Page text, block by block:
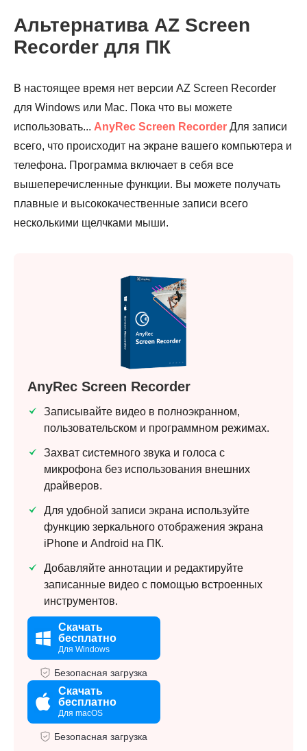
Альтернатива AZ Screen
Recorder для ПК
В настоящее время нет версии AZ Screen Recorder
для Windows или Mac. Пока что вы можете
использовать... AnyRec Screen Recorder Для записи
всего, что происходит на экране вашего компьютера и
телефона. Программа включает в себя все
вышеперечисленные функции. Вы можете получать
плавные и высококачественные записи всего
несколькими щелчками мыши.
AnyRec Screen Recorder
Записывайте видео в полноэкранном,
пользовательском и программном режимах.
Захват системного звука и голоса с
микрофона без использования внешних
драйверов.
Для удобной записи экрана используйте
функцию зеркального отображения экрана
iPhone и Android на ПК.
Добавляйте аннотации и редактируйте
записанные видео с помощью встроенных
инструментов.
Скачать
бесплатно
Для Windows
Безопасная загрузка
Скачать
бесплатно
Для macOS
Безопасная загрузка